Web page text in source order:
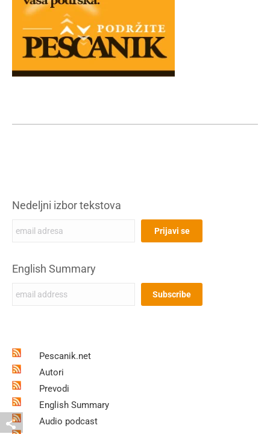
Nedeljni izbor tekstova
English Summary
Pescanik.net
Autori
Prevodi
English Summary
Audio podcast